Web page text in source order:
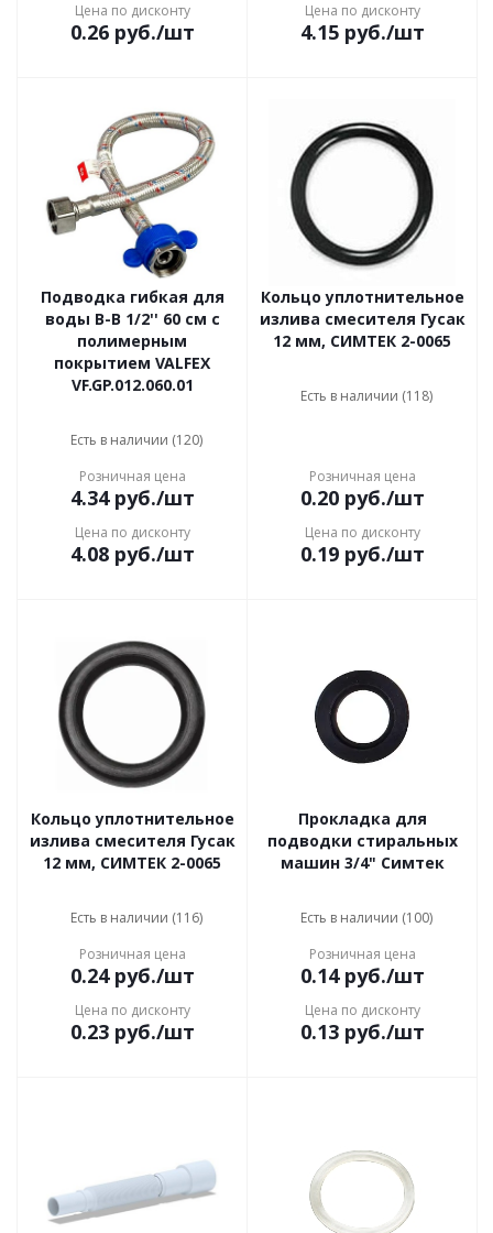
Цена по дисконту
0.26руб./шт
Цена по дисконту
4.15руб./шт
Подводка гибкая для
воды В-В 1/2'' 60 см с
полимерным
покрытием VALFEX
VF.GP.012.060.01
Есть в наличии (120)
Розничная цена
4.34руб./шт
Цена по дисконту
4.08руб./шт
Кольцо уплотнительное
излива смесителя Гусак
12 мм, СИМТЕК 2-0065
Есть в наличии (118)
Розничная цена
0.20руб./шт
Цена по дисконту
0.19руб./шт
Кольцо уплотнительное
излива смесителя Гусак
12 мм, СИМТЕК 2-0065
Есть в наличии (116)
Розничная цена
0.24руб./шт
Цена по дисконту
0.23руб./шт
Прокладка для
подводки стиральных
машин 3/4" Симтек
Есть в наличии (100)
Розничная цена
0.14руб./шт
Цена по дисконту
0.13руб./шт